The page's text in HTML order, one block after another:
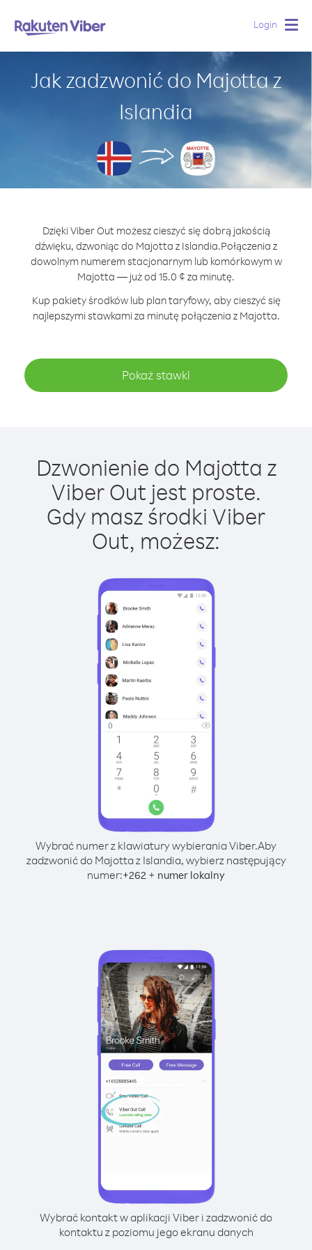
Login
Jak zadzwonić do Majotta z
Islandia
Dzięki Viber Out możesz cieszyć się dobrą jakością
dźwięku, dzwoniąc do Majotta z Islandia.Połączenia z
dowolnym numerem stacjonarnym lub komórkowym w
Majotta — już od 15.0 ¢ za minutę.
Kup pakiety środków lub plan taryfowy, aby cieszyć się
najlepszymi stawkami za minutę połączenia z Majotta.
Pokaż stawki
Dzwonienie do Majotta z
Viber Out jest proste.
Gdy masz środki Viber
Out, możesz:
Wybrać numer z klawiatury wybierania Viber.Aby
zadzwonić do Majotta z Islandia, wybierz następujący
numer:+262 + numer lokalny
Wybrać kontakt w aplikacji Viber i zadzwonić do
kontaktu z poziomu jego ekranu danych